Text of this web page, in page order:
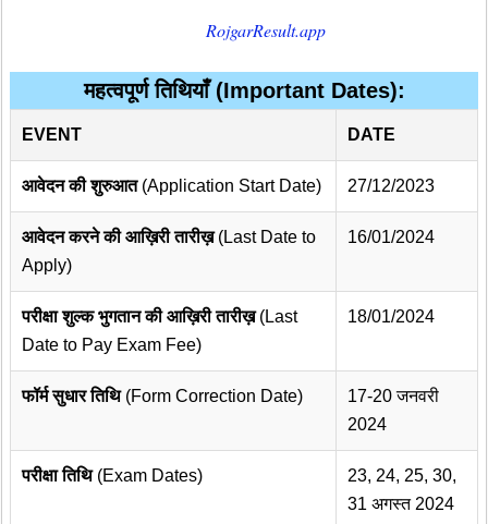
RojgarResult.app
महत्वपूर्ण तिथियाँ (Important Dates):
EVENT DATE
आवेदन की शुरुआत(Application Start Date) 27/12/2023
आवेदन करने की आख़िरी तारीख़(Last Date to
Apply)
16/01/2024
परीक्षा शुल्क भुगतान की आख़िरी तारीख़(Last
Date to Pay Exam Fee)
18/01/2024
फॉर्म सुधार तिथि(Form Correction Date)
17-20 जनवरी
2024
परीक्षा तिथि(Exam Dates)
23, 24, 25, 30,
31 अगस्त 2024